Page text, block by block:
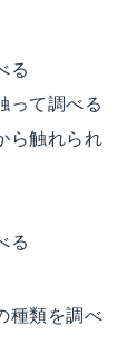
る
って調べる
ら触れられ
る
種類を調べ